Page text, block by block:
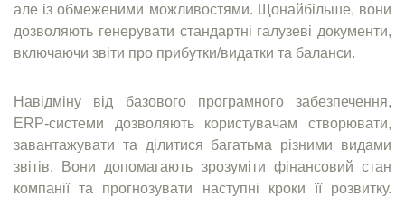
але із обмеженими можливостями. Щонайбільше, вони
дозволяють генерувати стандартні галузеві документи,
включаючи звіти про прибутки/видатки та баланси.
Навідміну від базового програмного забезпечення,
ERP-системи дозволяють користувачам створювати,
завантажувати та ділитися багатьма різними видами
звітів. Вони допомагають зрозуміти фінансовий стан
компанії та прогнозувати наступні кроки її розвитку.